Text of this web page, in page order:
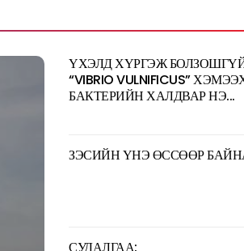
ҮХЭЛД ХҮРГЭЖ
“VIBRIO VULNIFICUS”
БАКТЕРИЙН ХАЛДВАР НЭ...
ЗЭСИЙН ҮНЭ ӨССӨӨР
СУДАЛГАА: